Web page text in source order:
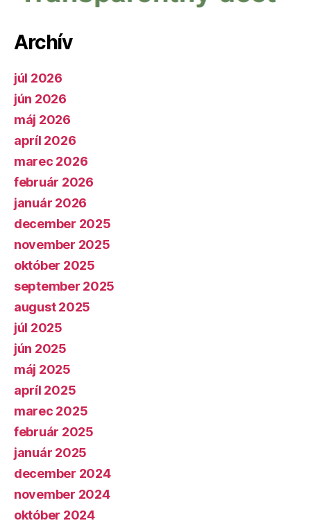
Archív
júl 2026
jún 2026
máj 2026
apríl 2026
marec 2026
február 2026
január 2026
december 2025
november 2025
október 2025
september 2025
august 2025
júl 2025
jún 2025
máj 2025
apríl 2025
marec 2025
február 2025
január 2025
december 2024
november 2024
október 2024